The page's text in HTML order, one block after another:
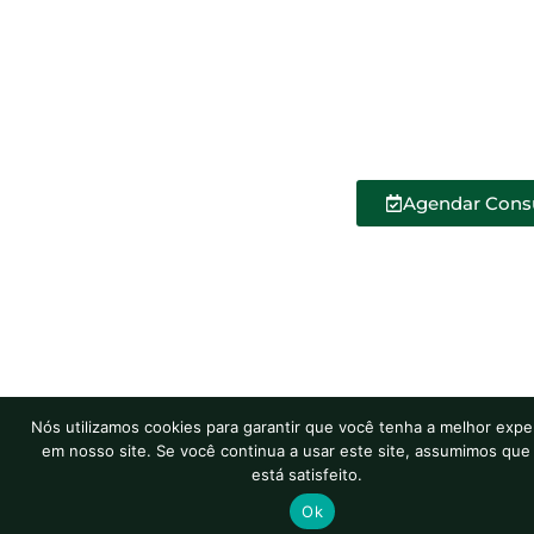
Agendar
Nós utilizamos cookies para garantir que você tenha a melhor
em nosso site. Se você continua a usar este site, assumimos
está satisfeito.
Ok